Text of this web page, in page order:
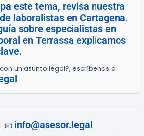
este tema, revisa nuestra
laboralistas en Cartagena.
sobre especialistas en
en Terrassa explicamos
un asunto legal?, escríbenos a
📧 info@asesor.legal